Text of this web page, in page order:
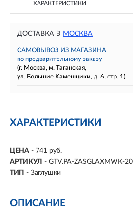
ХАРАКТЕРИСТИКИ
ДОСТАВКА В МОСКВА
САМОВЫВОЗ ИЗ МАГАЗИНА
по предварительному заказу
(г. Москва, м. Таганская,
ул. Большие Каменщики, д. 6, стр. 1)
ХАРАКТЕРИСТИКИ
ЦЕНА - 741 руб.
АРТИКУЛ - GTV.PA-ZASGLAXMWK-20
ТИП - Заглушки
ОПИСАНИЕ